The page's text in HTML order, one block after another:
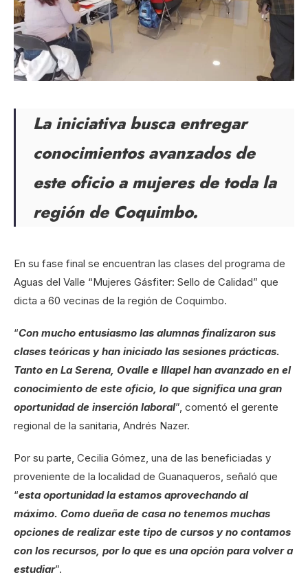
La iniciativa busca entregar
conocimientos avanzados de
este oficio a mujeres de toda la
región de Coquimbo.
En su fase final se encuentran las clases del programa de
Aguas del Valle “Mujeres Gásfiter: Sello de Calidad” que
dicta a 60 vecinas de la región de Coquimbo.
“Con mucho entusiasmo las alumnas finalizaron sus
clases teóricas y han iniciado las sesiones prácticas.
Tanto en La Serena, Ovalle e Illapel han avanzado en el
conocimiento de este oficio, lo que significa una gran
oportunidad de inserción laboral”, comentó el gerente
regional de la sanitaria, Andrés Nazer.
Por su parte, Cecilia Gómez, una de las beneficiadas y
proveniente de la localidad de Guanaqueros, señaló que
“esta oportunidad la estamos aprovechando al
máximo. Como dueña de casa no tenemos muchas
opciones de realizar este tipo de cursos y no contamos
con los recursos, por lo que es una opción para volver a
estudiar”.